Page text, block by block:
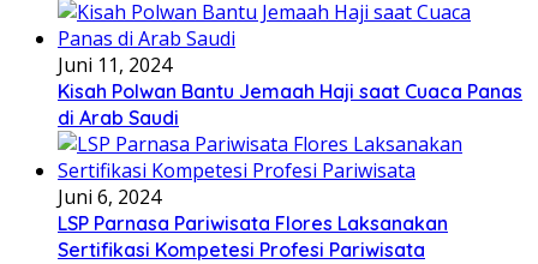
Juni 11, 2024
Kisah Polwan Bantu Jemaah Haji saat Cuaca Panas
di Arab Saudi
Juni 6, 2024
LSP Parnasa Pariwisata Flores Laksanakan
Sertifikasi Kompetesi Profesi Pariwisata